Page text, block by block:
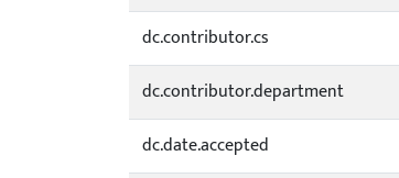
dc.contributor.cs
dc.contributor.department
dc.date.accepted